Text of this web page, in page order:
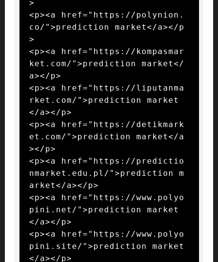
>
<p><a href="https://polynion.
co/">prediction market</a></p
>
<p><a href="https://kompasmar
ket.com/">prediction market</
a></p>
<p><a href="https://liputanma
rket.com/">prediction market
</a></p>
<p><a href="https://detikmark
et.com/">prediction market</a
></p>
<p><a href="https://predictio
nmarket.edu.pl/">prediction m
arket</a></p>
<p><a href="https://www.polyo
pini.net/">prediction market
</a></p>
<p><a href="https://www.polyo
pini.site/">prediction market
</a></p>